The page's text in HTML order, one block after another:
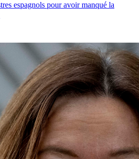
espagnols pour avoir manqué la